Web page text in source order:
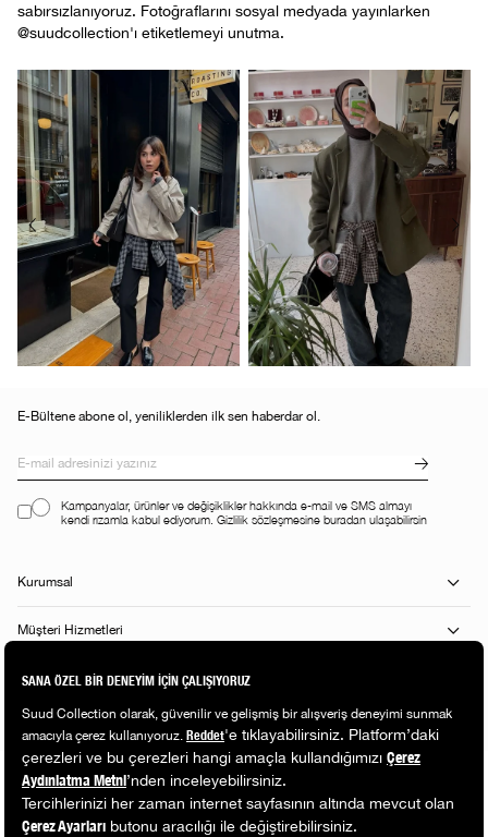
sabırsızlanıyoruz. Fotoğraflarını sosyal medyada yayınlarken
@suudcollection'ı etiketlemeyi unutma.
E-Bültene abone ol, yeniliklerden ilk sen haberdar ol.
Kampanyalar, ürünler ve değişiklikler hakkında e-mail ve SMS almayı
kendi rızamla kabul ediyorum. Gizlilik sözleşmesine buradan ulaşabilirsin
Kurumsal
Müşteri Hizmetleri
Alışveriş Rehberi